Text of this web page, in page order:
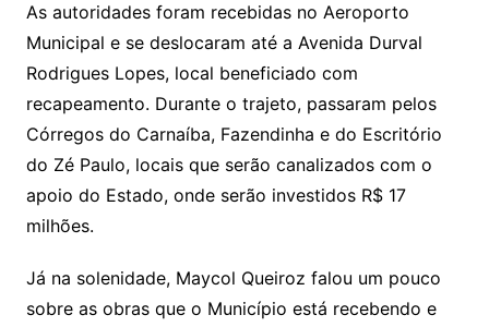
As autoridades foram recebidas no Aeroporto
Municipal e se deslocaram até a Avenida Durval
Rodrigues Lopes, local beneficiado com
recapeamento. Durante o trajeto, passaram pelos
Córregos do Carnaíba, Fazendinha e do Escritório
do Zé Paulo, locais que serão canalizados com o
apoio do Estado, onde serão investidos R$ 17
milhões.
Já na solenidade, Maycol Queiroz falou um pouco
sobre as obras que o Município está recebendo e